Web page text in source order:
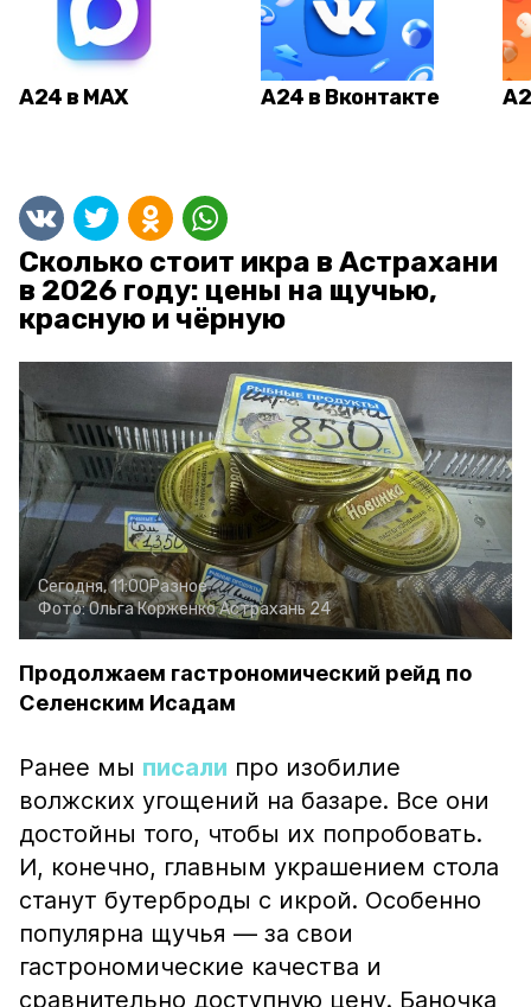
А24 в MAX А24 в Вконтакте
Сколько стоит икра в Астрахани
в 2026 году: цены на щучью,
красную и чёрную
Сегодня, 11:00Разное
Фото:Ольга КорженкоАстрахань 24
Продолжаем гастрономический рейд по
Селенским Исадам
Ранее мы писали про изобилие
волжских угощений на базаре. Все они
достойны того, чтобы их попробовать.
И, конечно, главным украшением стола
станут бутерброды с икрой. Особенно
популярна щучья — за свои
гастрономические качества и
сравнительно доступную цену. Баночка